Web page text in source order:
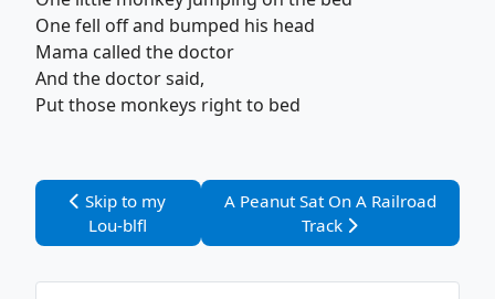
One fell off and bumped his head
Mama called the doctor
And the doctor said,
Put those monkeys right to bed
Vorheriger Beitrag: Skip to my Lou-blfl
Skip to my
Lou-blfl
Nächster Beitrag: A Peanut Sat
A Peanut Sat On A Railroad
Track